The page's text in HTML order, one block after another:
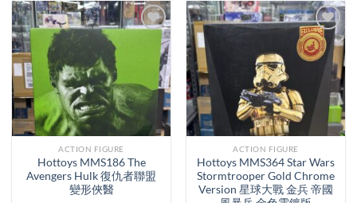
ACTION FIGURE
Hottoys MMS186 The
Avengers Hulk 復仇者聯盟
變形俠醫
ACTION FIGURE
Hottoys MMS364 Star Wars
Stormtrooper Gold Chrome
Version 星球大戰 金兵 帝國